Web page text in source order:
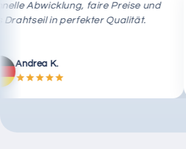
Schnelle Abwicklung, faire Preise und
das Drahtseil in perfekter Qualität.
Andrea K.